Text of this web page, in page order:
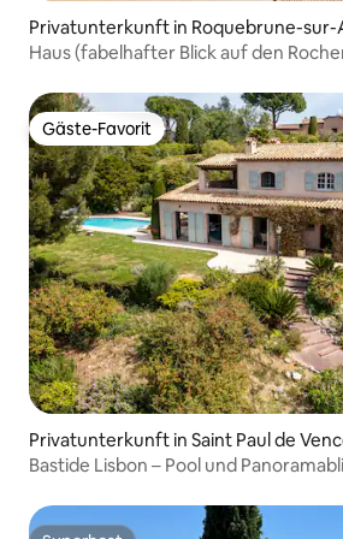
Privatunterkunft in Roquebrune-sur-
Haus (fabelhafter Blick auf den
Gäste-Favorit
Gäste-Favorit
Privatunterkunft in Saint Paul de
Bastide Lisbon – Pool und